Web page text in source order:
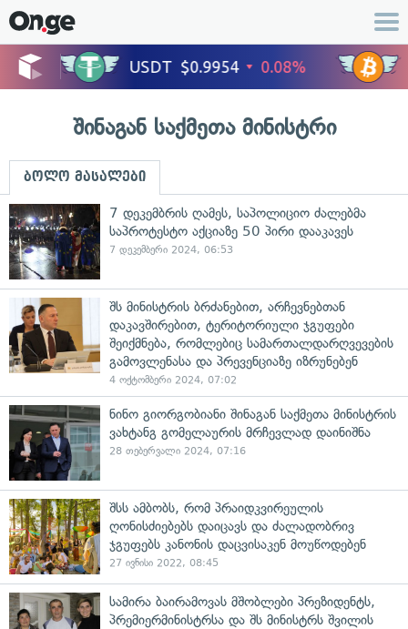
შინაგან საქმეთა მინისტრი
ბოლო მასალები
7 დეკემბრის ღამეს, საპოლიციო ძალებმა
საპროტესტო აქციაზე 50 პირი დააკავეს
7 დეკემბერი 2024, 06:53
შს მინისტრის ბრძანებით, არჩევნებთან
დაკავშირებით, ტერიტორიული ჯგუფები
შეიქმნება, რომლებიც სამართალდარღვევების
გამოვლენასა და პრევენციაზე იზრუნებენ
4 ოქტომბერი 2024, 07:02
ნინო გიორგობიანი შინაგან საქმეთა მინისტრის
ვახტანგ გომელაურის მრჩევლად დაინიშნა
28 თებერვალი 2024, 07:16
შსს ამბობს, რომ პრაიდკვირეულის
ღონისძიებებს დაიცავს და ძალადობრივ
ჯგუფებს კანონის დაცვისაკენ მოუწოდებენ
27 ივნისი 2022, 08:45
სამირა ბაირამოვას მშობლები პრეზიდენტს,
პრემიერმინისტრსა და შს მინისტრს შვილის